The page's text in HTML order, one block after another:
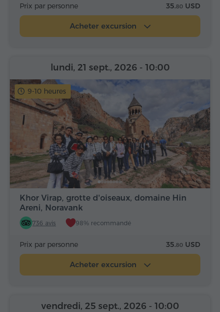
Prix par personne 35.80 USD
Acheter excursion
9-10 heures
Khor Virap, grotte d'oiseaux, domaine Hin
Areni, Noravank
736 avis 98% recommandé
lundi, 21 sept., 2026 - 10:00
Prix par personne 35.80 USD
Acheter excursion
vendredi, 25 sept., 2026 - 10:00